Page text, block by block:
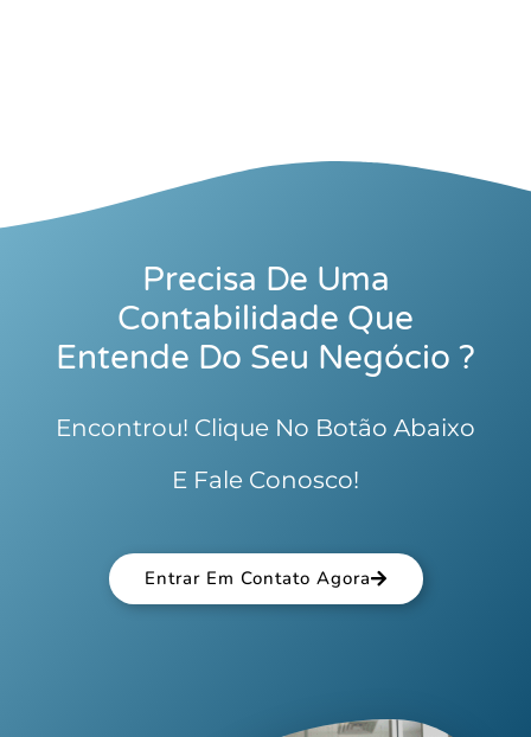
Precisa De Uma
Contabilidade Que
Entende Do Seu Negócio ?
Encontrou! Clique No Botão Abaixo
E Fale Conosco!
Entrar Em Contato Agora